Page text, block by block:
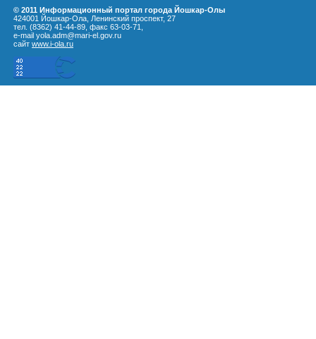
© 2011 Информационный портал города Йошкар-Олы
424001 Йошкар-Ола, Ленинский проспект, 27
тел. (8362) 41-44-89, факс 63-03-71,
e-mail yola.adm@mari-el.gov.ru
сайт www.i-ola.ru